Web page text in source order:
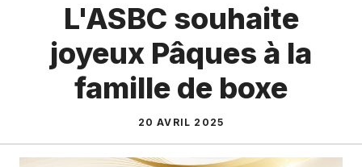
L'ASBC souhaite
joyeux Pâques à la
famille de boxe
20 AVRIL 2025